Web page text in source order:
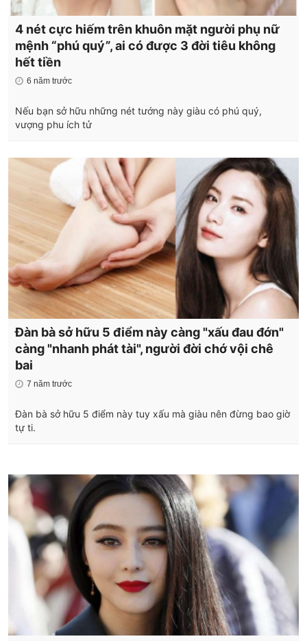
4 nét cực hiếm trên khuôn mặt người phụ nữ
mệnh “phú quý”, ai có được 3 đời tiêu không
hết tiền
6 năm trước
Nếu bạn sở hữu những nét tướng này giàu có phú quý,
vượng phu ích tử
Đàn bà sở hữu 5 điểm này càng "xấu đau đớn"
càng "nhanh phát tài", người đời chớ vội chê
bai
7 năm trước
Đàn bà sở hữu 5 điểm này tuy xấu mà giàu nên đừng bao giờ
tự ti.